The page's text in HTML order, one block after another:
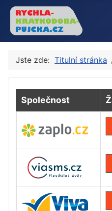
Jste zde: Titulní stránka
Společnost